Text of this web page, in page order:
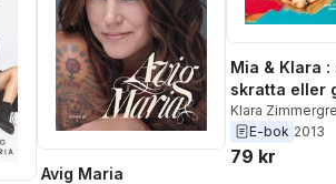
Avig Maria
Mia & Klara :
skratta eller
Klara
Skäringer
E-bok 2013
79 kr